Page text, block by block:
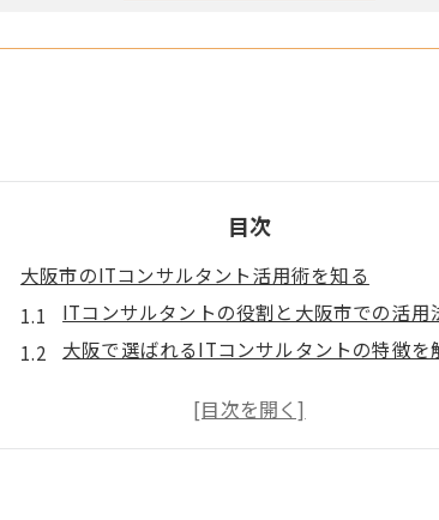
目次
大阪市のITコンサルタント活用術を知る
ITコンサルタントの役割と大阪市での活用
大阪で選ばれるITコンサルタントの特徴を
ITコンサルタントが解決する大阪の企業課題